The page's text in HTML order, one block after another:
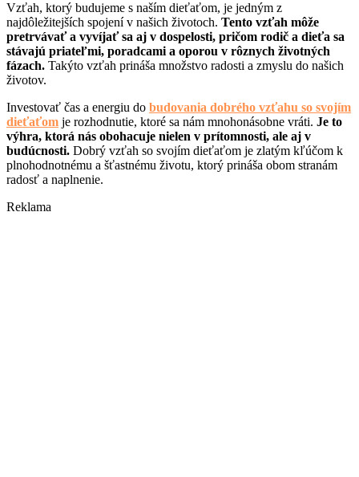
Vzťah, ktorý budujeme s naším dieťaťom, je jedným z
najdôležitejších spojení v našich životoch. Tento vzťah môže
pretrvávať a vyvíjať sa aj v dospelosti, pričom rodič a dieťa sa
stávajú priateľmi, poradcami a oporou v rôznych životných
fázach. Takýto vzťah prináša množstvo radosti a zmyslu do našich
životov.
Investovať čas a energiu do budovania dobrého vzťahu so svojím
dieťaťom je rozhodnutie, ktoré sa nám mnohonásobne vráti. Je to
výhra, ktorá nás obohacuje nielen v prítomnosti, ale aj v
budúcnosti. Dobrý vzťah so svojím dieťaťom je zlatým kľúčom k
plnohodnotnému a šťastnému životu, ktorý prináša obom stranám
radosť a naplnenie.
Reklama